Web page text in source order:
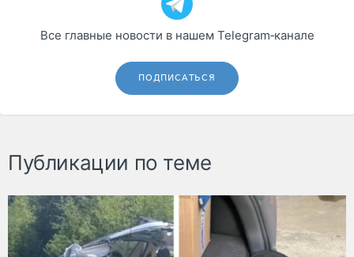
Все главные новости в нашем Telegram‑канале
ПОДПИСАТЬСЯ
Публикации по теме